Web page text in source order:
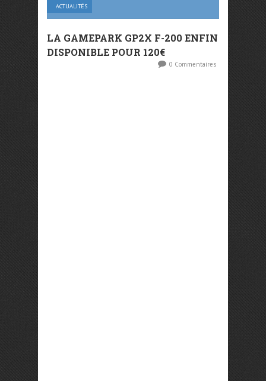
ACTUALITÉS
LA GAMEPARK GP2X F-200 ENFIN
DISPONIBLE POUR 120€
0 Commentaires